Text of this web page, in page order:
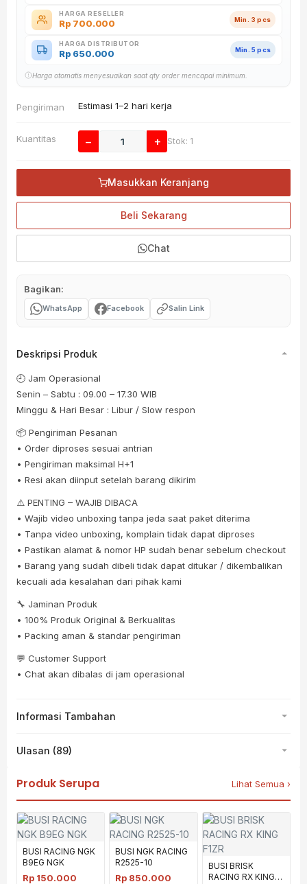
HARGA RESELLER
Rp 700.000 Min. 3 pcs
HARGA DISTRIBUTOR
Rp 650.000 Min. 5 pcs
Harga otomatis menyesuaikan saat qty order mencapai minimum.
Pengiriman Estimasi 1–2 hari kerja
Kuantitas − + Stok: 1
Masukkan Keranjang
Beli Sekarang
Chat
Bagikan:
WhatsApp Facebook Salin Link
Deskripsi Produk
🕘 Jam Operasional
Senin – Sabtu : 09.00 – 17.30 WIB
Minggu & Hari Besar : Libur / Slow respon
📦 Pengiriman Pesanan
• Order diproses sesuai antrian
• Pengiriman maksimal H+1
• Resi akan diinput setelah barang dikirim
⚠️ PENTING – WAJIB DIBACA
• Wajib video unboxing tanpa jeda saat paket diterima
• Tanpa video unboxing, komplain tidak dapat diproses
• Pastikan alamat & nomor HP sudah benar sebelum checkout
• Barang yang sudah dibeli tidak dapat ditukar / dikembalikan
kecuali ada kesalahan dari pihak kami
🔧 Jaminan Produk
• 100% Produk Original & Berkualitas
• Packing aman & standar pengiriman
💬 Customer Support
• Chat akan dibalas di jam operasional
Informasi Tambahan
Ulasan (89)
Produk Serupa Lihat Semua ›
BUSI RACING NGK
B9EG NGK
Rp 150.000
BUSI NGK RACING
R2525-10
Rp 850.000
BUSI BRISK
RACING RX KING